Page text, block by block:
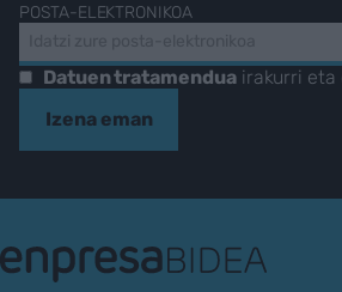
POSTA-ELEKTRONIKOA
Datuen tratamenduairakurri eta
Izena eman